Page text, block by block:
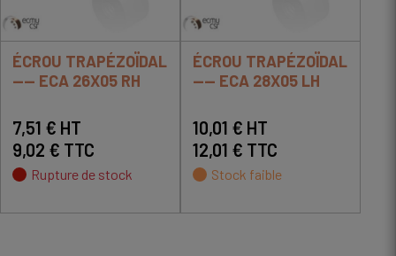
ÉCROU TRAPÉZOÏDAL
---- ECA 26X05 RH
7,51 € HT
9,02 € TTC
Rupture de stock
ÉCROU TRAPÉZOÏDAL
---- ECA 28X05 LH
10,01 € HT
12,01 € TTC
Stock faible